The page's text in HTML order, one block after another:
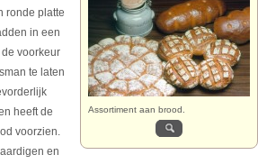
Assortiment aan brood.
ronde platte
in een
voorkeur
te laten
heeft de
voorzien.
en